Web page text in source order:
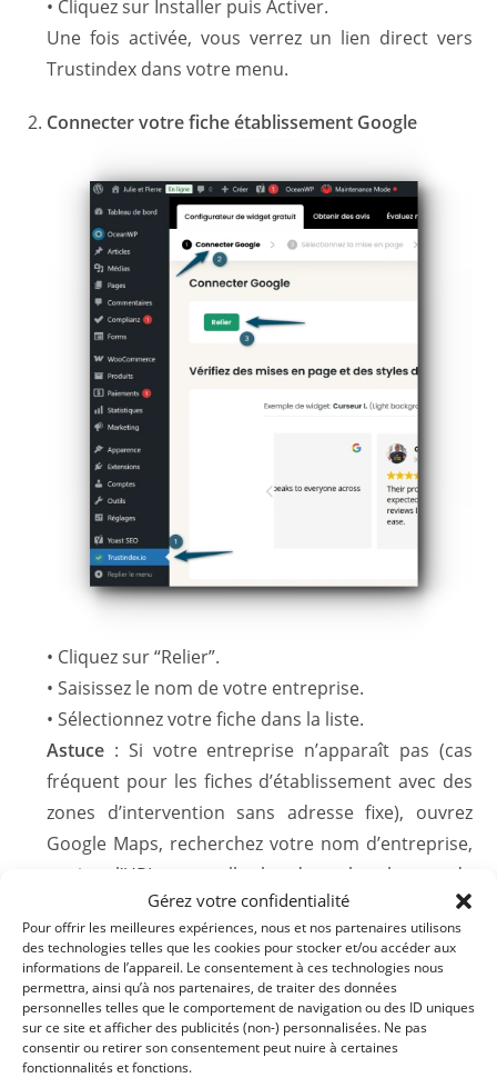
Gérez votre confidentialité
Pour offrir les meilleures expériences, nous et nos partenaires utilisons
des technologies telles que les cookies pour stocker et/ou accéder aux
informations de l’appareil. Le consentement à ces technologies nous
permettra, ainsi qu’à nos partenaires, de traiter des données
personnelles telles que le comportement de navigation ou des ID uniques
sur ce site et afficher des publicités (non-) personnalisées. Ne pas
consentir ou retirer son consentement peut nuire à certaines
fonctionnalités et fonctions.
• Cliquez sur Installer puis Activer.
Une fois activée, vous verrez un lien direct vers
Trustindex dans votre menu.
Connecter votre fiche établissement Google
• Cliquez sur “Relier”.
• Saisissez le nom de votre entreprise.
• Sélectionnez votre fiche dans la liste.
Astuce : Si votre entreprise n’apparaît pas (cas
fréquent pour les fiches d’établissement avec des
zones d’intervention sans adresse fixe), ouvrez
Google Maps, recherchez votre nom d’entreprise,
copiez l’URL, et collez-la dans le champ de
recherche sur Trustindex.
Choisir la mise en page et le style de vos avis
Une fois connectée à votre fiche d’établissement
Google, Trustindex vous propose plusieurs
modèles (grille, liste, carrousel, etc.).